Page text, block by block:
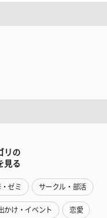
リの
見る
ゼミ サークル・部活
かけ・イベント 恋愛